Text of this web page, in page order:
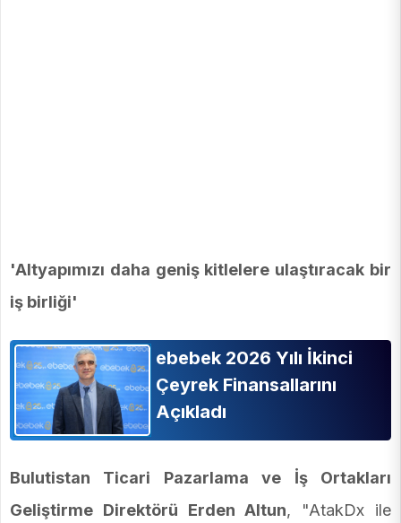
'Altyapımızı daha geniş kitlelere ulaştıracak bir
iş birliği'
ebebek 2026 Yılı İkinci
Çeyrek Finansallarını
Açıkladı
Bulutistan Ticari Pazarlama ve İş Ortakları
Geliştirme Direktörü Erden Altun, "AtakDx ile